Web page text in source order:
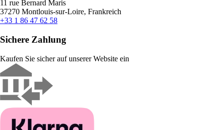
11 rue Bernard Maris
37270 Montlouis-sur-Loire, Frankreich
+33 1 86 47 62 58
Sichere Zahlung
Kaufen Sie sicher auf unserer Website ein